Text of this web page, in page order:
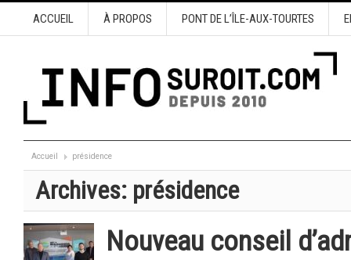
ACCUEIL À PROPOS PONT DE L’ÎLE-AUX-TOURTES
Accueil présidence
Archives: présidence
Nouveau conseil